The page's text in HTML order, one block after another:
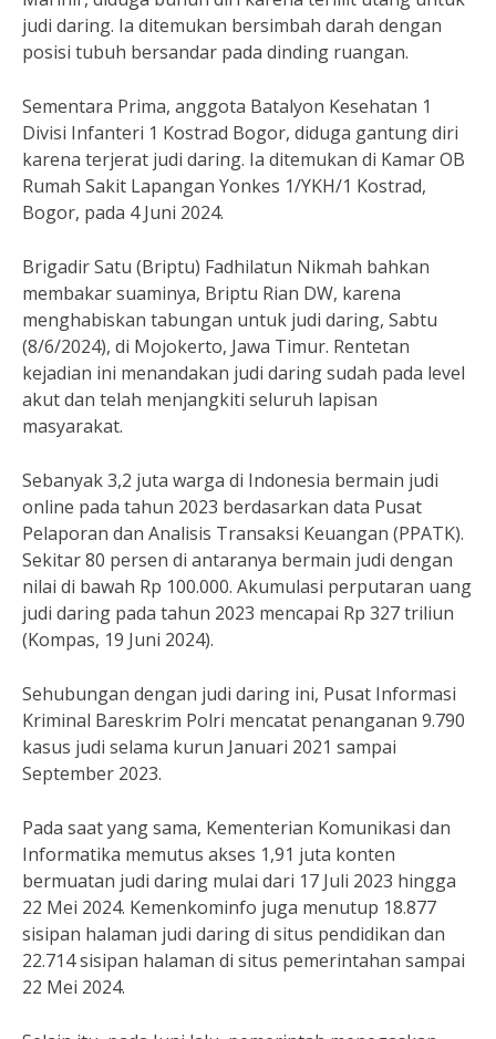
judi daring. Ia ditemukan bersimbah darah dengan
posisi tubuh bersandar pada dinding ruangan.
Sementara Prima, anggota Batalyon Kesehatan 1
Divisi Infanteri 1 Kostrad Bogor, diduga gantung diri
karena terjerat judi daring. Ia ditemukan di Kamar OB
Rumah Sakit Lapangan Yonkes 1/YKH/1 Kostrad,
Bogor, pada 4 Juni 2024.
Brigadir Satu (Briptu) Fadhilatun Nikmah bahkan
membakar suaminya, Briptu Rian DW, karena
menghabiskan tabungan untuk judi daring, Sabtu
(8/6/2024), di Mojokerto, Jawa Timur. Rentetan
kejadian ini menandakan judi daring sudah pada level
akut dan telah menjangkiti seluruh lapisan
masyarakat.
Sebanyak 3,2 juta warga di Indonesia bermain judi
online pada tahun 2023 berdasarkan data Pusat
Pelaporan dan Analisis Transaksi Keuangan (PPATK).
Sekitar 80 persen di antaranya bermain judi dengan
nilai di bawah Rp 100.000. Akumulasi perputaran uang
judi daring pada tahun 2023 mencapai Rp 327 triliun
(Kompas, 19 Juni 2024).
Sehubungan dengan judi daring ini, Pusat Informasi
Kriminal Bareskrim Polri mencatat penanganan 9.790
kasus judi selama kurun Januari 2021 sampai
September 2023.
Pada saat yang sama, Kementerian Komunikasi dan
Informatika memutus akses 1,91 juta konten
bermuatan judi daring mulai dari 17 Juli 2023 hingga
22 Mei 2024. Kemenkominfo juga menutup 18.877
sisipan halaman judi daring di situs pendidikan dan
22.714 sisipan halaman di situs pemerintahan sampai
22 Mei 2024.